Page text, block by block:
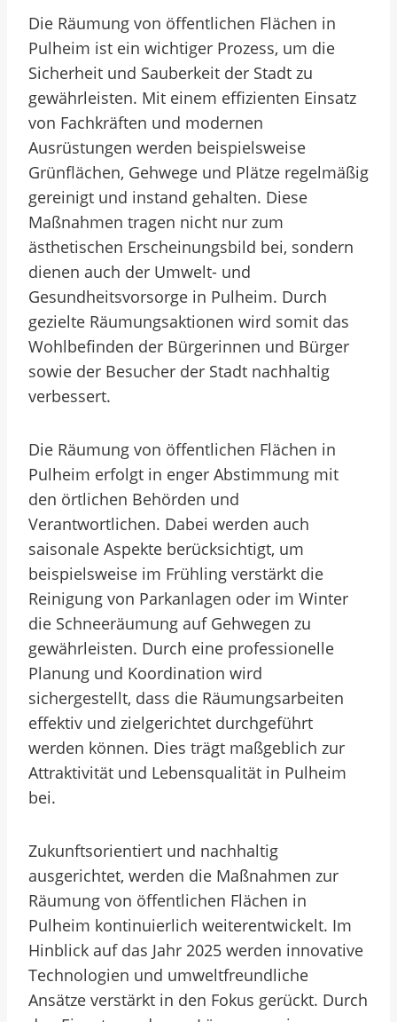
Die Räumung von öffentlichen Flächen in
Pulheim ist ein wichtiger Prozess, um die
Sicherheit und Sauberkeit der Stadt zu
gewährleisten. Mit einem effizienten Einsatz
von Fachkräften und modernen
Ausrüstungen werden beispielsweise
Grünflächen, Gehwege und Plätze regelmäßig
gereinigt und instand gehalten. Diese
Maßnahmen tragen nicht nur zum
ästhetischen Erscheinungsbild bei, sondern
dienen auch der Umwelt- und
Gesundheitsvorsorge in Pulheim. Durch
gezielte Räumungsaktionen wird somit das
Wohlbefinden der Bürgerinnen und Bürger
sowie der Besucher der Stadt nachhaltig
verbessert.
Die Räumung von öffentlichen Flächen in
Pulheim erfolgt in enger Abstimmung mit
den örtlichen Behörden und
Verantwortlichen. Dabei werden auch
saisonale Aspekte berücksichtigt, um
beispielsweise im Frühling verstärkt die
Reinigung von Parkanlagen oder im Winter
die Schneeräumung auf Gehwegen zu
gewährleisten. Durch eine professionelle
Planung und Koordination wird
sichergestellt, dass die Räumungsarbeiten
effektiv und zielgerichtet durchgeführt
werden können. Dies trägt maßgeblich zur
Attraktivität und Lebensqualität in Pulheim
bei.
Zukunftsorientiert und nachhaltig
ausgerichtet, werden die Maßnahmen zur
Räumung von öffentlichen Flächen in
Pulheim kontinuierlich weiterentwickelt. Im
Hinblick auf das Jahr 2025 werden innovative
Technologien und umweltfreundliche
Ansätze verstärkt in den Fokus gerückt. Durch